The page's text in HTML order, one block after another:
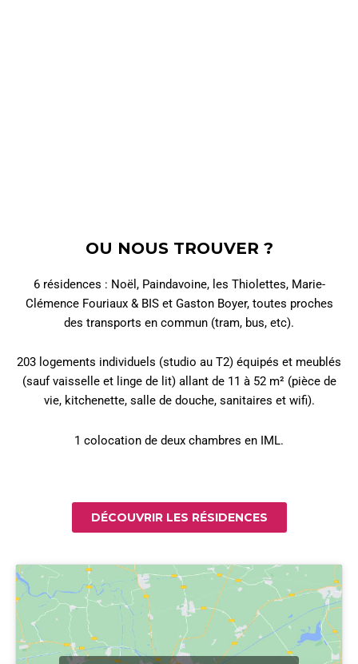
OU NOUS TROUVER ?
6 résidences : Noël, Paindavoine, les Thiolettes, Marie-
Clémence Fouriaux & BIS et Gaston Boyer, toutes proches
des transports en commun (tram, bus, etc).
203 logements individuels (studio au T2) équipés et meublés
(sauf vaisselle et linge de lit) allant de 11 à 52 m² (pièce de
vie, kitchenette, salle de douche, sanitaires et wifi).
1 colocation de deux chambres en IML.
DÉCOUVRIR LES RÉSIDENCES